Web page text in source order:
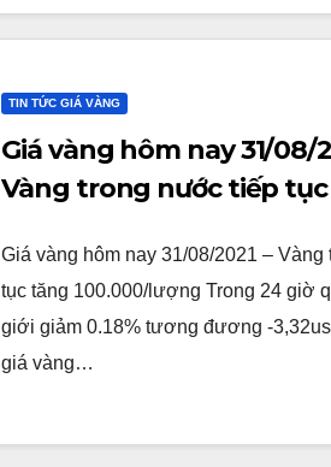
TIN TỨC GIÁ VÀNG
Giá vàng hôm nay 31/08/
Vàng trong nước tiếp
Giá vàng hôm nay 31/08/2021 –
tục tăng 100.000/lượng Trong 24 giờ
giới giảm 0.18% tương đương -
giá vàng…